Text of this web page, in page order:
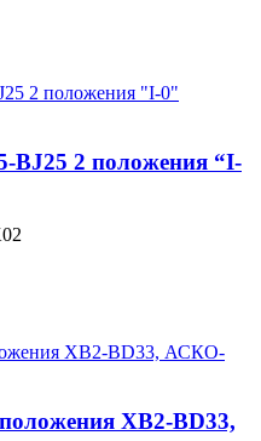
BJ25 2 положения “I-
XB2-BD33,